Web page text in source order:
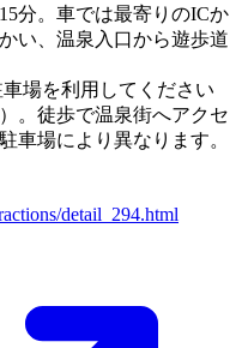
分。車では最寄りのICか
い、温泉入口から遊歩道
場を利用してください
。徒歩で温泉街へアクセ
車場により異なります。
detail_294.html